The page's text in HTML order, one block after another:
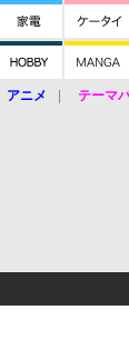
アニメ テーマ